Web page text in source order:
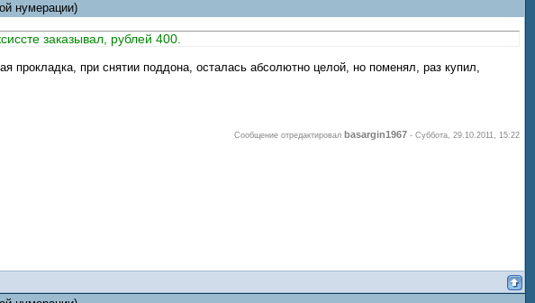
нумерации)
заказывал, рублей 400.
прокладка, при снятии поддона, осталась абсолютно целой, но поменял, раз купил,
Сообщение отредактировал basargin1967 - Суббота, 29.10.2011, 15:22